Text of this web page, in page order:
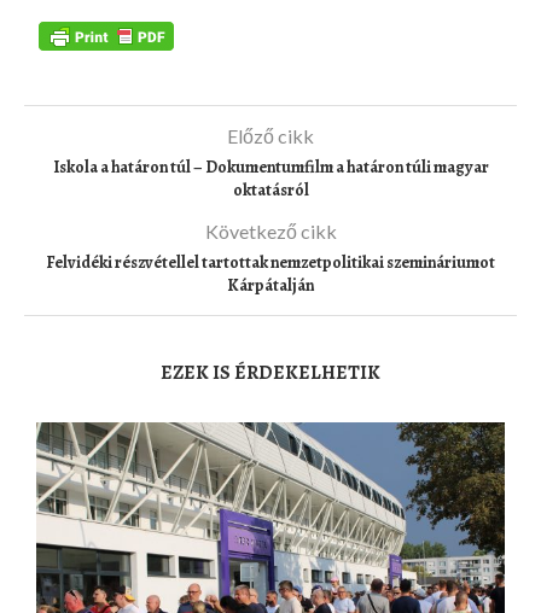
Előző cikk
Iskola a határon túl – Dokumentumfilm a határon túli magyar
oktatásról
Következő cikk
Felvidéki részvétellel tartottak nemzetpolitikai szemináriumot
Kárpátalján
EZEK IS ÉRDEKELHETIK